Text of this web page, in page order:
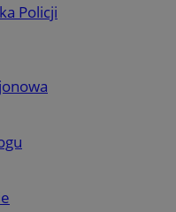
Policji